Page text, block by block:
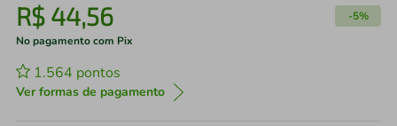
R$ 44,56 -5%
No pagamento com Pix
1.564 pontos
Ver formas de pagamento